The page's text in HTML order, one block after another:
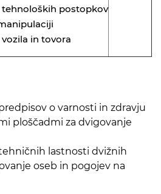
postopkov
in tovora
o varnosti in zdravju
ploščadmi za dvigovanje
lastnosti dvižnih
oseb in pogojev na